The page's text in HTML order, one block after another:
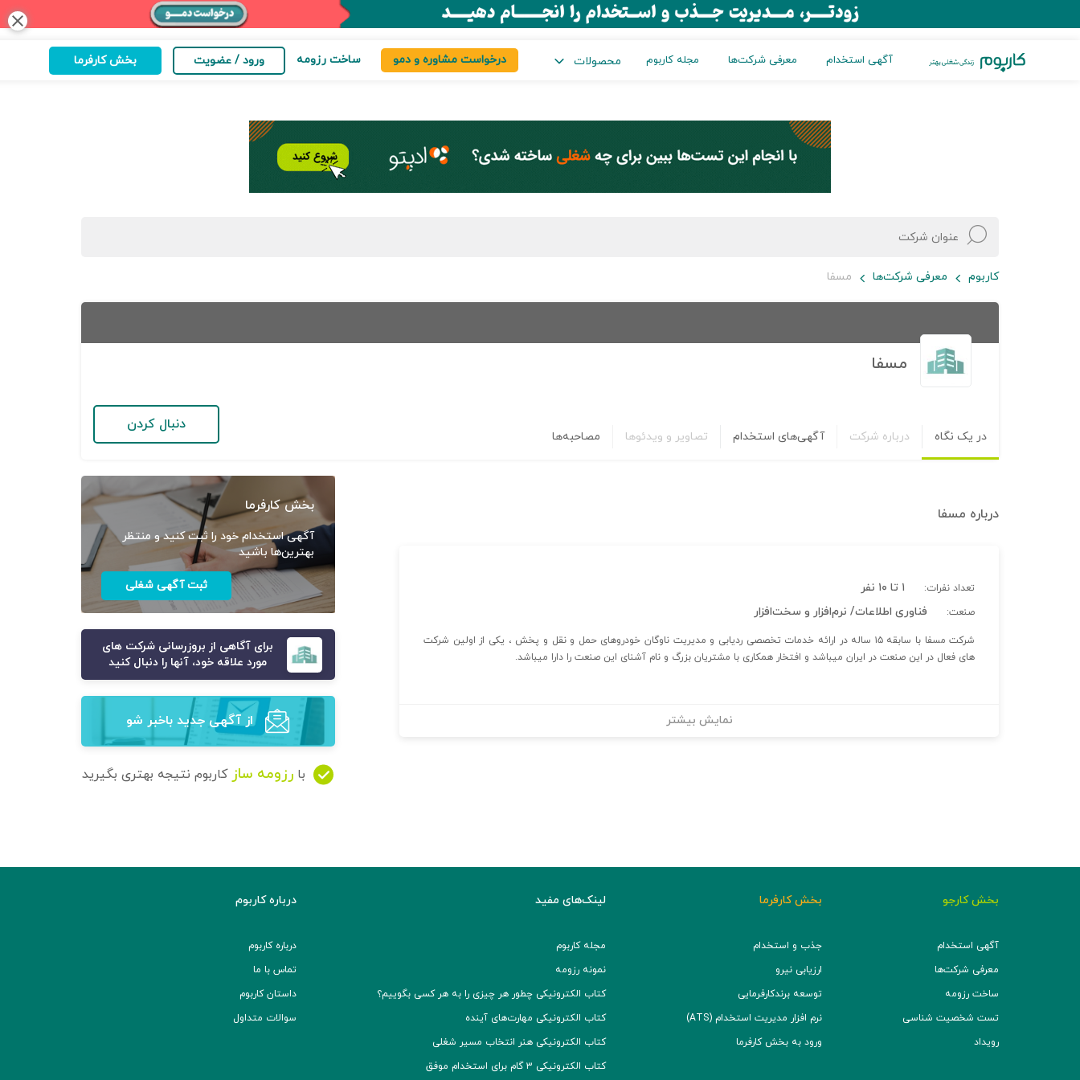
close
آگهی استخدام معرفی شرکت‌ها مجله کاربوم محصولات درخواست مشاوره و دمو ساخت رزومه ورود / عضویت بخش کارفرما
کاربوم معرفی شرکت‌ها مسفا
مسفا
در یک نگاه درباره شرکت آگهی‌های استخدام تصاویر و ویدئوها مصاحبه‌ها
دنبال کردن
درباره مسفا
تعداد نفرات: ۱ تا ۱۰ نفر
صنعت: فناوری اطلاعات/ نرم‌افزار و سخت‌افزار
شرکت مسفا با سابقه ۱۵ ساله در ارائه خدمات تخصصی ردیابی و مدیریت ناوگان خودروهای حمل و نقل و پخش ، یکی از اولین شرکت
های فعال در این صنعت در ایران میباشد و افتخار همکاری با مشتریان بزرگ و نام آشنای این صنعت را دارا میباشد.
نمایش بیشتر
بخش کارفرما
آگهی استخدام خود را ثبت کنید و منتظر
بهترین‌ها باشید
ثبت آگهی شغلی
برای آگاهی از بروزرسانی شرکت های
مورد علاقه خود، آنها را دنبال کنید
از آگهی‌ جدید باخبر شو
با رزومه ساز کاربوم نتیجه بهتری بگیرید
بخش کارجو
آگهی استخدام
معرفی شرکت‌ها
ساخت رزومه
تست شخصیت شناسی
رویداد
بخش کارفرما
جذب و استخدام
ارزیابی نیرو
توسعه برند‌کارفرمایی
نرم افزار مدیریت استخدام (ATS)
ورود به بخش کارفرما
لینک‌های مفید
مجله کاربوم
نمونه رزومه
کتاب الکترونیکی چطور هر چیزی را به هر کسی بگوییم؟
کتاب الکترونیکی مهارت‌های آینده
کتاب الکترونیکی هنر انتخاب مسیر شغلی
کتاب الکترونیکی ۳ گام برای استخدام موفق
درباره کاربوم
درباره کاربوم
تماس با ما
داستان کاربوم
سوالات متداول